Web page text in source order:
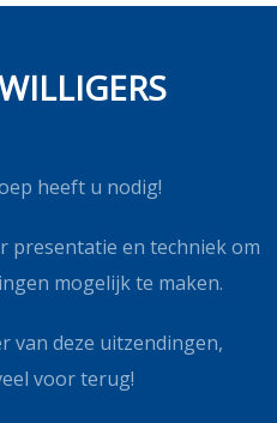
heeft u nodig!
presentatie en techniek om
mogelijk te maken.
van deze uitzendingen,
voor terug!